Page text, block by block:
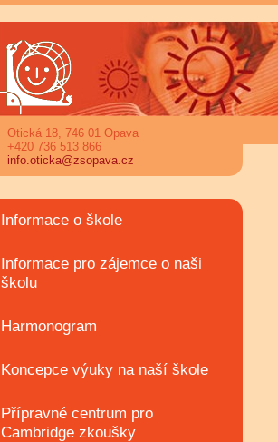
Otická 18, 746 01 Opava
+420 736 513 866
info.oticka@zsopava.cz
Informace o škole
Informace pro zájemce o naši
školu
Harmonogram
Koncepce výuky na naší škole
Přípravné centrum pro
Cambridge zkoušky